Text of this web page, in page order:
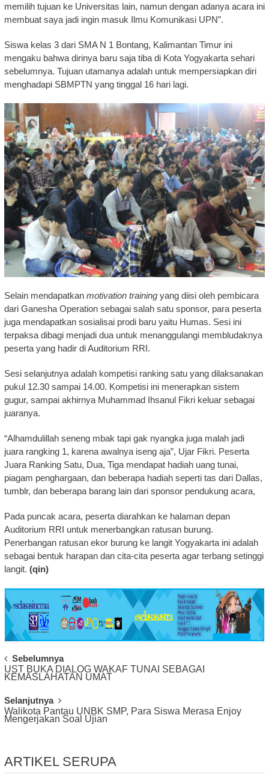
memilih tujuan ke Universitas lain, namun dengan adanya acara ini
membuat saya jadi ingin masuk Ilmu Komunikasi UPN”.
Siswa kelas 3 dari SMA N 1 Bontang, Kalimantan Timur ini
mengaku bahwa dirinya baru saja tiba di Kota Yogyakarta sehari
sebelumnya. Tujuan utamanya adalah untuk mempersiapkan diri
menghadapi SBMPTN yang tinggal 16 hari lagi.
Selain mendapatkan motivation trainingyang diisi oleh pembicara
dari Ganesha Operation sebagai salah satu sponsor, para peserta
juga mendapatkan sosialisai prodi baru yaitu Humas. Sesi ini
terpaksa dibagi menjadi dua untuk menanggulangi membludaknya
peserta yang hadir di Auditorium RRI.
Sesi selanjutnya adalah kompetisi ranking satu yang dilaksanakan
pukul 12.30 sampai 14.00. Kompetisi ini menerapkan sistem
gugur, sampai akhirnya Muhammad Ihsanul Fikri keluar sebagai
juaranya.
“Alhamdulillah seneng mbak tapi gak nyangka juga malah jadi
juara rangking 1, karena awalnya iseng aja”, Ujar Fikri. Peserta
Juara Ranking Satu, Dua, Tiga mendapat hadiah uang tunai,
piagam penghargaan, dan beberapa hadiah seperti tas dari Dallas,
tumblr, dan beberapa barang lain dari sponsor pendukung acara,
Pada puncak acara, peserta diarahkan ke halaman depan
Auditorium RRI untuk menerbangkan ratusan burung.
Penerbangan ratusan ekor burung ke langit Yogyakarta ini adalah
sebagai bentuk harapan dan cita-cita peserta agar terbang setinggi
langit. (qin)
Post
Navigation
Sebelumnya
UST BUKA DIALOG WAKAF TUNAI SEBAGAI
KEMASLAHATAN UMAT
Selanjutnya
Walikota Pantau UNBK SMP, Para Siswa Merasa Enjoy
Mengerjakan Soal Ujian
ARTIKEL SERUPA